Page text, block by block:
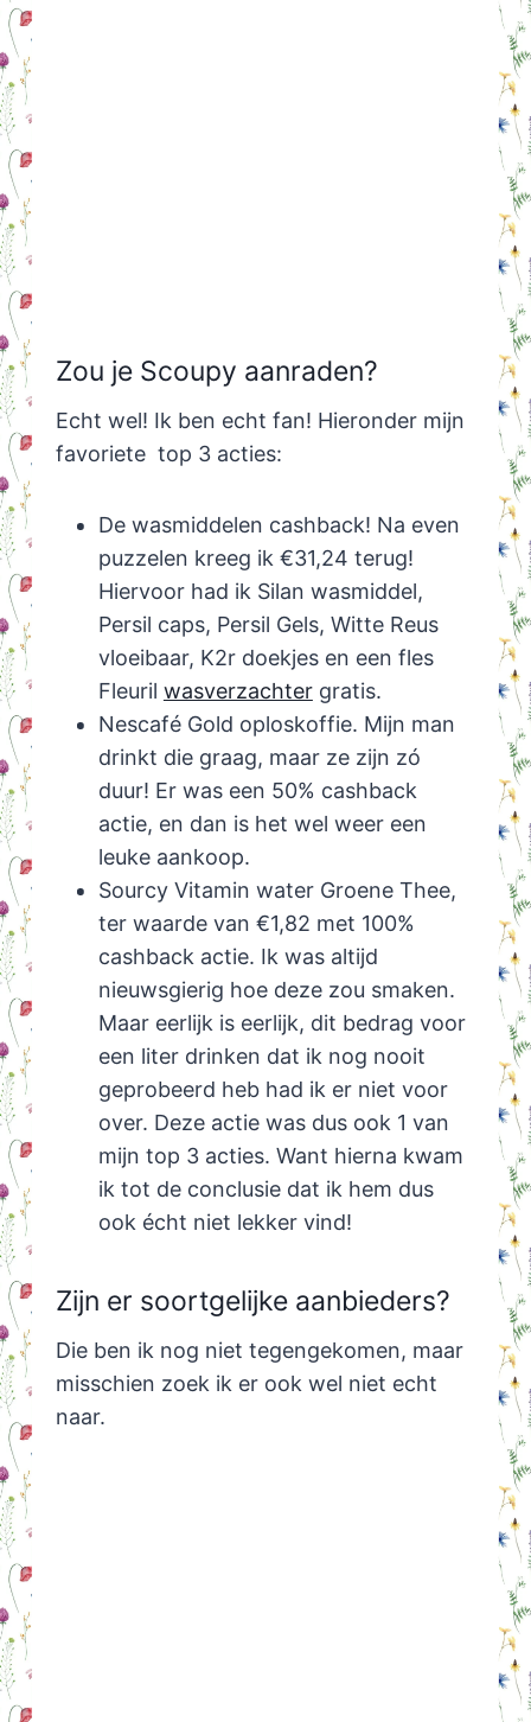
Zou je Scoupy aanraden?
Echt wel! Ik ben echt fan! Hieronder mijn
favoriete top 3 acties:
De wasmiddelen cashback! Na even
puzzelen kreeg ik €31,24 terug!
Hiervoor had ik Silan wasmiddel,
Persil caps, Persil Gels, Witte Reus
vloeibaar, K2r doekjes en een fles
Fleuril wasverzachtergratis.
Nescafé Gold oploskoffie. Mijn man
drinkt die graag, maar ze zijn zó
duur! Er was een 50% cashback
actie, en dan is het wel weer een
leuke aankoop.
Sourcy Vitamin water Groene Thee,
ter waarde van €1,82 met 100%
cashback actie. Ik was altijd
nieuwsgierig hoe deze zou smaken.
Maar eerlijk is eerlijk, dit bedrag voor
een liter drinken dat ik nog nooit
geprobeerd heb had ik er niet voor
over. Deze actie was dus ook 1 van
mijn top 3 acties. Want hierna kwam
ik tot de conclusie dat ik hem dus
ook écht niet lekker vind!
Zijn er soortgelijke aanbieders?
Die ben ik nog niet tegengekomen, maar
misschien zoek ik er ook wel niet echt
naar.